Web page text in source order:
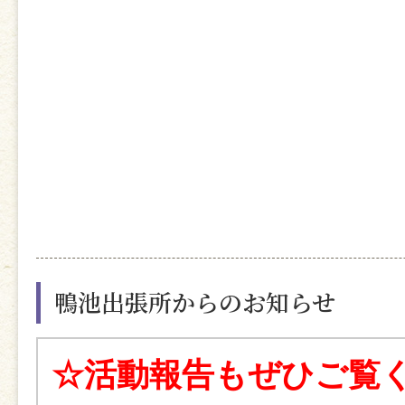
鴨池出張所からのお知らせ
☆活動報告もぜひご覧